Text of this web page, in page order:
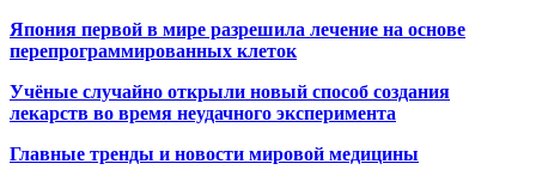
Япония первой в мире разрешила лечение на основе
перепрограммированных клеток
Учёные случайно открыли новый способ создания
лекарств во время неудачного эксперимента
Главные тренды и новости мировой медицины